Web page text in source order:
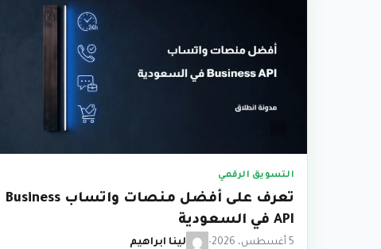
التسويق الرقمي
تعرف على أفضل منصات واتساب Business
API في السعودية
5 أغسطس، 2026 •
لينا ابراهيم